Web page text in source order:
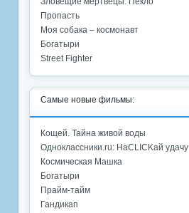
Пропасть
Моя собака – космонавт
Богатыри
Street Fighter
Самые новые фильмы:
Кощей. Тайна живой воды
Одноклассники.ru: НаCLICKай удачу
Космическая Машка
Богатыри
Прайм-тайм
Гандикап